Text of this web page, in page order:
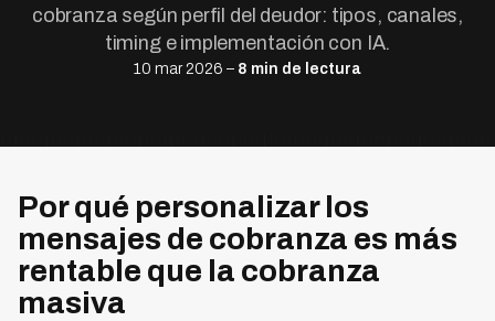
cobranza según perfil del deudor: tipos, canales,
timing e implementación con IA.
10 mar 2026 – 8 min de lectura
Por qué personalizar los
mensajes de cobranza es más
rentable que la cobranza
masiva